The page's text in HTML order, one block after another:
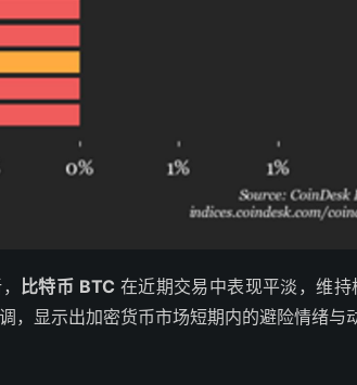
比特币 BTC 在近期交易中表现平淡，维
显示出加密货币市场短期内的避险情绪与